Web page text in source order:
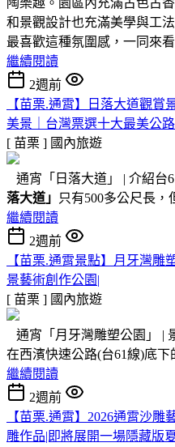
和景觀設計也充滿美學與工
最喜歡這種氛圍感，一同來
繼續閱讀
2週前
【苗栗.通霄】日落大道觀賞
美景｜台灣票選十大最美公路
[ 苗栗 ] 國內旅遊
通宵「日落大道」 | 介紹台
落大道」
只有500多公尺長，
繼續閱讀
2週前
【苗栗.通霄景點】月牙灣雕
景藝術創作公園|
[ 苗栗 ] 國內旅遊
通宵「月牙灣雕塑公園」 |
在西濱快速公路(台61線)底下
繼續閱讀
2週前
【苗栗.通霄】2026通霄沙
雕作品|即將展開一場隱藏版